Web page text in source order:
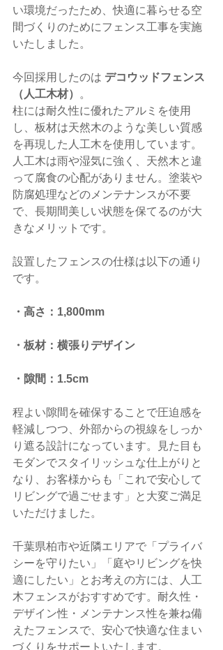
い環境だったため、快適に暮らせる空
間づくりのためにフェンス工事を実施
いたしました。
今回採用したのは デコウッドフェンス
（人工木材）
。
柱には耐久性に優れたアルミを使用
し、板材は天然木のような美しい質感
を再現した人工木を使用しています。
人工木は雨や湿気に強く、天然木と違
って腐食の心配がありません。塗装や
防腐処理などのメンテナンスが不要
で、長期間美しい状態を保てるのが大
きなメリットです。
設置したフェンスの仕様は以下の通り
です。
・高さ：1,800mm
・板材：横張りデザイン
・隙間：1.5cm
程よい隙間を確保することで圧迫感を
軽減しつつ、外部からの視線をしっか
り遮る設計になっています。見た目も
モダンでスタイリッシュな仕上がりと
なり、お客様からも「これで安心して
リビングで過ごせます」と大変ご満足
いただけました。
千葉県柏市や近隣エリアで「プライバ
シーを守りたい」「庭やリビングを快
適にしたい」とお考えの方には、人工
木フェンスがおすすめです。耐久性・
デザイン性・メンテナンス性を兼ね備
えたフェンスで、安心で快適な住まい
づくりをサポートいたします。